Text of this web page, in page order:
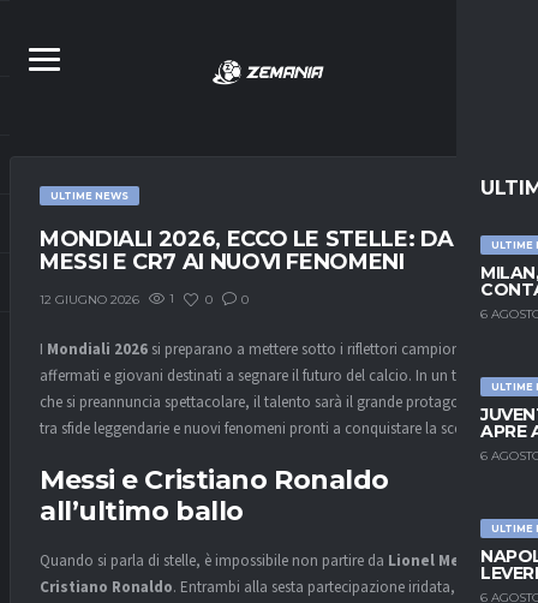
ULTIME
6
ULTIME
APRE
6
ULTIME
6
ULTIME NEWS
MONDIALI 2026, ECCO LE STELLE: DA
MESSI E CR7 AI NUOVI FENOMENI
12 GIUGNO 2026 1 0 0
I Mondiali 2026 si preparano a mettere sotto i riflettori campioni
affermati e giovani destinati a segnare il futuro del calcio. In un torneo
che si preannuncia spettacolare, il talento sarà il grande protagonista,
tra sfide leggendarie e nuovi fenomeni pronti a conquistare la scena.
Messi e Cristiano Ronaldo
all’ultimo ballo
Quando si parla di stelle, è impossibile non partire da Lionel Messi e
Cristiano Ronaldo. Entrambi alla sesta partecipazione iridata,